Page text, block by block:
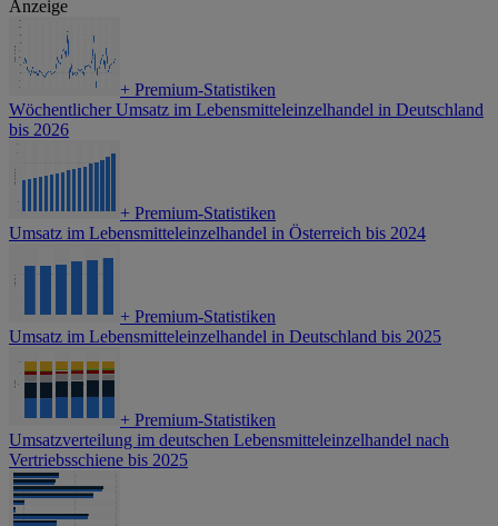
Anzeige
+ Premium-Statistiken
Wöchentlicher Umsatz im Lebensmitteleinzelhandel in Deutschland
bis 2026
+ Premium-Statistiken
Umsatz im Lebensmitteleinzelhandel in Österreich bis 2024
+ Premium-Statistiken
Umsatz im Lebensmitteleinzelhandel in Deutschland bis 2025
+ Premium-Statistiken
Umsatzverteilung im deutschen Lebensmitteleinzelhandel nach
Vertriebsschiene bis 2025